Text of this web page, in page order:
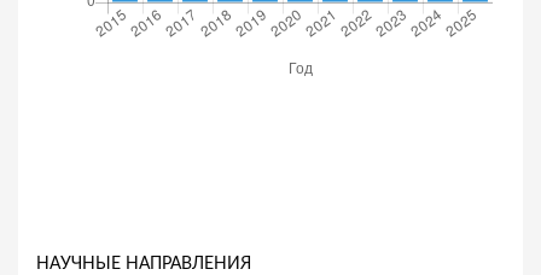
НАУЧНЫЕ НАПРАВЛЕНИЯ